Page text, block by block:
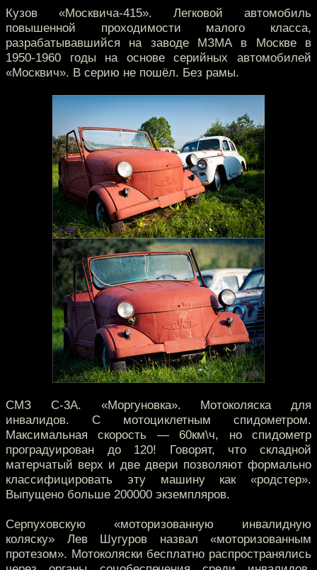
Кузов «Москвича-415». Легковой автомобиль
повышенной проходимости малого класса,
разрабатывавшийся на заводе МЗМА в Москве в
1950-1960 годы на основе серийных автомобилей
«Москвич». В серию не пошёл. Без рамы.
СМЗ С-3А. «Моргуновка». Мотоколяска для
инвалидов. С мотоциклетным спидометром.
Максимальная скорость — 60км\ч, но спидометр
проградуирован до 120! Говорят, что складной
матерчатый верх и две двери позволяют формально
классифицировать эту машину как «родстер».
Выпущено больше 200000 экземпляров.
Серпуховскую «моторизованную инвалидную
коляску» Лев Шугуров назвал «моторизованным
протезом». Мотоколяски бесплатно распространялись